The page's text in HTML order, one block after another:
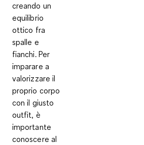
creando un
equilibrio
ottico fra
spalle e
fianchi. Per
imparare a
valorizzare il
proprio corpo
con il giusto
outfit, è
importante
conoscere al